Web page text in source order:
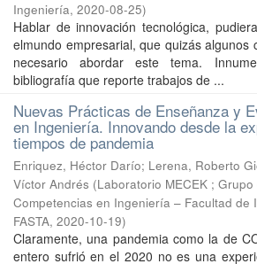
Ingeniería, 2020-08-25)
Hablar de innovación tecnológica,
elmundo empresarial, que quizás algunos
necesario abordar este tema.
bibliografía que reporte trabajos de ...
Nuevas Prácticas de Enseñanza y
en Ingeniería. Innovando desde la
tiempos de pandemia
Enriquez, Héctor Darío; Lerena, Roberto
Víctor Andrés (Laboratorio MECEK ;
Competencias en Ingeniería – Facultad de
FASTA, 2020-10-19)
Claramente, una pandemia como la de
entero sufrió en el 2020 no es una